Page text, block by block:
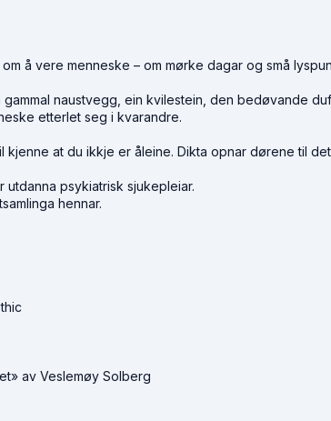
å vere menneske – om mørke dagar og små
naustvegg, ein kvilestein, den bedøvande
etterlet seg i kvarandre.
kjenne at du ikkje er åleine. Dikta opnar dørene til
psykiatrisk sjukepleiar.
hennar.
av Veslemøy Solberg